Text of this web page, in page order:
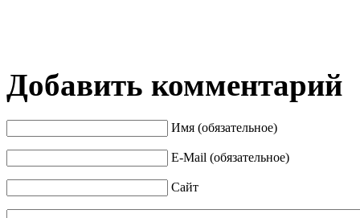
Добавить комментарий
Имя (обязательное)
E-Mail (обязательное)
Сайт